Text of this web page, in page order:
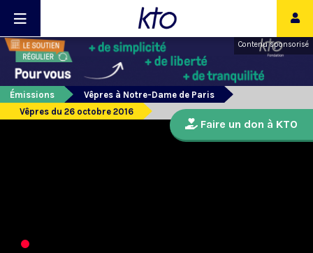
Contenu sponsorisé
Émissions
Vêpres à Notre-Dame de Paris
Vêpres du 26 octobre 2016
Faire un don à KTO